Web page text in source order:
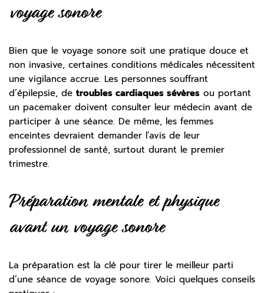
voyage sonore
Bien que le voyage sonore soit une pratique douce et
non invasive, certaines conditions médicales nécessitent
une vigilance accrue. Les personnes souffrant
d’épilepsie, de troubles cardiaques sévères ou portant
un pacemaker doivent consulter leur médecin avant de
participer à une séance. De même, les femmes
enceintes devraient demander l’avis de leur
professionnel de santé, surtout durant le premier
trimestre.
Préparation mentale et physique
avant un voyage sonore
La préparation est la clé pour tirer le meilleur parti
d’une séance de voyage sonore. Voici quelques conseils